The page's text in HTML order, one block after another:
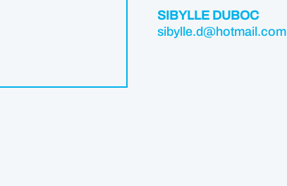
SIBYLLE DUBOC
sibylle.d@hotmail.com